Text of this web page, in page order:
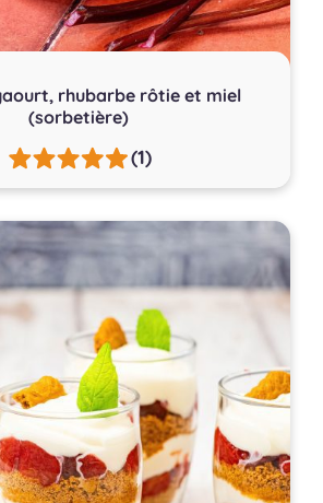
rhubarbe rôtie et miel
(sorbetière)
(1)